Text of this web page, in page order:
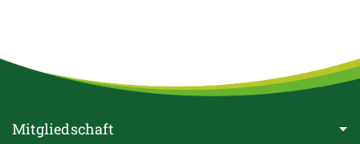
Mitgliedschaft